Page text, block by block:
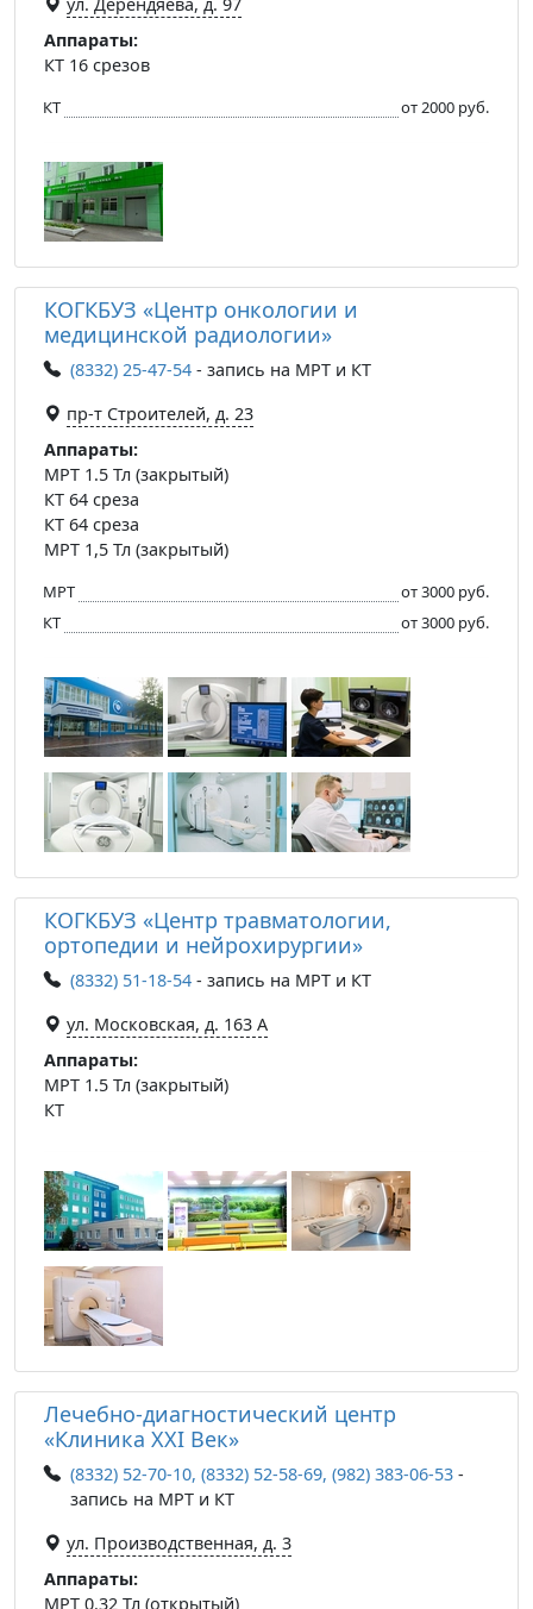
Аппараты:
КТ 16 срезов
КТ от 2000 руб.
КОГКБУЗ «Центр онкологии и
медицинской радиологии»
(8332) 25-47-54 - запись на МРТ и КТ
пр-т Строителей, д. 23
Аппараты:
МРТ 1.5 Тл (закрытый)
КТ 64 среза
КТ 64 среза
МРТ 1,5 Тл (закрытый)
МРТ
от 3000 руб.
КТ
от 3000 руб.
КОГКБУЗ «Центр травматологии,
ортопедии и нейрохирургии»
(8332) 51-18-54 - запись на МРТ и КТ
ул. Московская, д. 163 А
Аппараты:
МРТ 1.5 Тл (закрытый)
КТ
Лечебно-диагностический центр
«Клиника ХХI Век»
(8332) 52-70-10, (8332) 52-58-69, (982) 383-06-53 -
запись на МРТ и КТ
ул. Производственная, д. 3
Аппараты:
МРТ 0.32 Тл (открытый)